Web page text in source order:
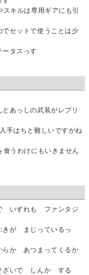
キルは専用ギアにも引
セットで使うことは少
ータスっす
あっしの武装がレプリ
手はちと難しいですがね
食うわけにもいきません
いずれも ファンタジ
が まじっているっ
か あつまってくるか
ざいで しんか する